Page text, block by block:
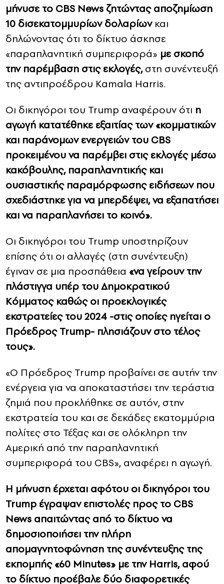
μήνυσε το CBS News ζητώντας αποζημίωση
10 δισεκατομμυρίων δολαρίωνκαι
δηλώνοντας ότι το δίκτυο άσκησε
«παραπλανητική συμπεριφορά» με σκοπό
την παρέμβαση στις εκλογές,στη συνέντευξή
της αντιπροέδρου Kamala Harris.
Οι δικηγόροι του Trump αναφέρουν ότι η
αγωγή κατατέθηκε εξαιτίας των «κομματικών
και παράνομων ενεργειών του CBS
προκειμένου να παρέμβει στις εκλογές μέσω
κακόβουλης, παραπλανητικής και
ουσιαστικής παραμόρφωσης ειδήσεων που
σχεδιάστηκε για να μπερδέψει, να εξαπατήσει
και να παραπλανήσει το κοινό».
Οι δικηγόροι του Trump υποστηρίζουν
επίσης ότι οι αλλαγές (στη συνέντευξη)
έγιναν σε μια προσπάθεια «να γείρουν την
πλάστιγγα υπέρ του Δημοκρατικού
Κόμματος καθώς οι προεκλογικές
εκστρατείες του 2024 -στις οποίες ηγείται ο
Πρόεδρος Trump- πλησιάζουν στο τέλος
τους».
«Ο Πρόεδρος Trump προβαίνει σε αυτήν την
ενέργεια για να αποκαταστήσει την τεράστια
ζημιά που προκλήθηκε σε αυτόν, στην
εκστρατεία του και σε δεκάδες εκατομμύρια
πολίτες στο Τέξας και σε ολόκληρη την
Αμερική από την παραπλανητική
συμπεριφορά του CBS», αναφέρει η αγωγή.
Η μήνυση έρχεται αφότου οι δικηγόροι του
Trump έγραψαν επιστολές προς το CBS
News απαιτώντας από το δίκτυο να
δημοσιοποιήσει την πλήρη
απομαγνητοφώνηση της συνέντευξης της
εκπομπής «60 Minutes» με την Harris, αφού
το δίκτυο προέβαλε δύο διαφορετικές